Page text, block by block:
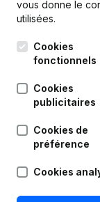
Consulter la
Choisissez
granulaires
importants
Essayer
Essai gratuit de
vous donne le
utilisées.
Cookies
fonctionnels
Cookies
publicitaires
Cookies de
préférence
Cookies